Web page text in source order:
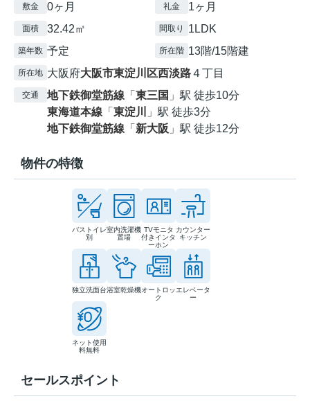
敷金 0ヶ月 礼金 1ヶ月
面積 32.42㎡ 間取り 1LDK
築年数 予定 所在階 13階/15階建
所在地 大阪府大阪市東淀川区西淡路４丁目
交通 地下鉄御堂筋線 「 東三国 」駅 徒歩10分
東海道本線 「 東淀川
」駅 徒歩3分
地下鉄御堂筋線 「 新大阪 」駅 徒歩12分
物件の特徴
バストイレ
別
室内洗濯機
置場
TVモニタ
付きインタ
ーホン
カウンター
キッチン
独立洗面台浴室乾燥機オートロッ
ク
エレベータ
ー
ネット使用
料無料
セールスポイント